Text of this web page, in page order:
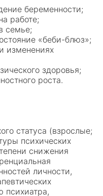
беременности;
работе;
семье;
«беби-блюз»;
изменениях
здоровья;
роста.
статуса (взрослые;
психических
снижения
личности,
психиатра,